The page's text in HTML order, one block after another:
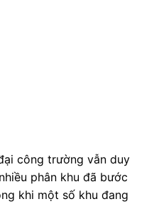
công trường vẫn duy
phân khu đã bước
khi một số khu đang